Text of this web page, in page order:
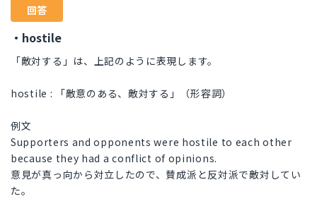
回答
・hostile
「敵対する」は、上記のように表現します。
hostile : 「敵意のある、敵対する」（形容詞）
例文
Supporters and opponents were hostile to each other
because they had a conflict of opinions.
意見が真っ向から対立したので、賛成派と反対派で敵対してい
た。